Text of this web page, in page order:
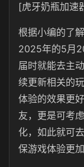
[虎牙奶瓶加速
根据小编的了
2025年的5月
届时就能去主
续更新相关的
体验的效果更
友，更是可考
化，如此就可
保游戏体验更加